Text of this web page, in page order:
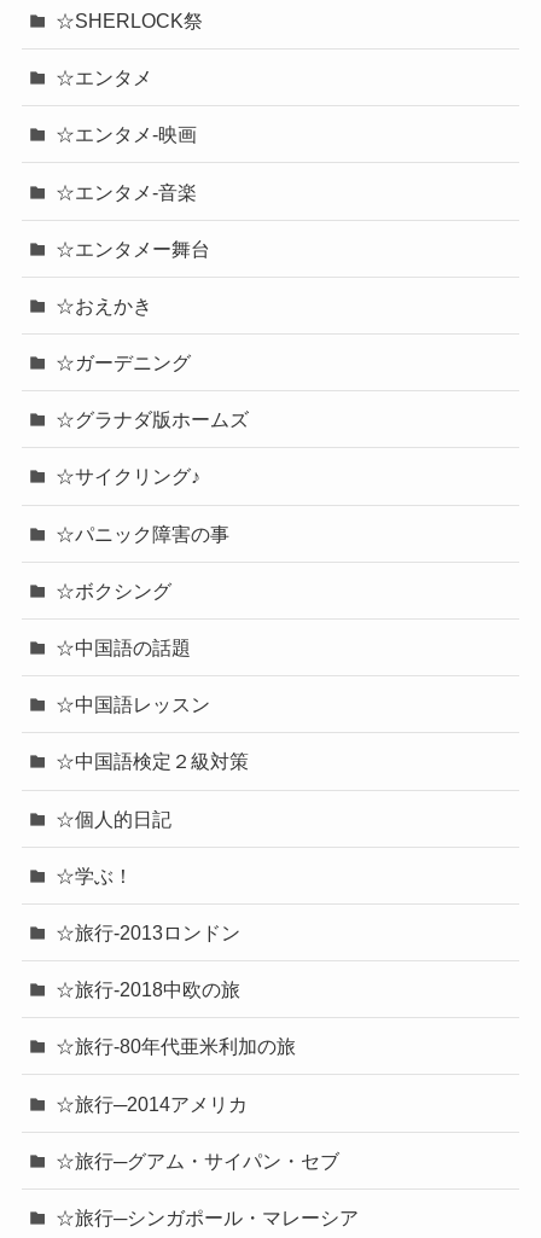
☆SHERLOCK祭
☆エンタメ
☆エンタメ-映画
☆エンタメ-音楽
☆エンタメー舞台
☆おえかき
☆ガーデニング
☆グラナダ版ホームズ
☆サイクリング♪
☆パニック障害の事
☆ボクシング
☆中国語の話題
☆中国語レッスン
☆中国語検定２級対策
☆個人的日記
☆学ぶ！
☆旅行-2013ロンドン
☆旅行-2018中欧の旅
☆旅行-80年代亜米利加の旅
☆旅行─2014アメリカ
☆旅行─グアム・サイパン・セブ
☆旅行─シンガポール・マレーシア